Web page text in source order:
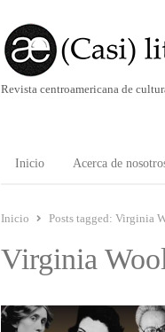
Revista centroamericana de
Inicio Acerca de
Inicio Posts tagged: Virginia
Virginia